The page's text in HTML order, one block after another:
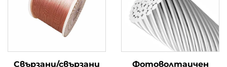
Свързани/свързани
Фотоволтаичен